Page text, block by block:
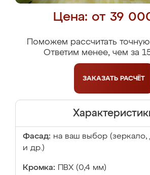
Цена: от 39
Поможем рассчитать
Ответим менее, чем за
ЗАКАЗАТЬ РАСЧЁТ
Фасад: на ваш выбор
и др.)
Кромка: ПВХ (0,4 мм)